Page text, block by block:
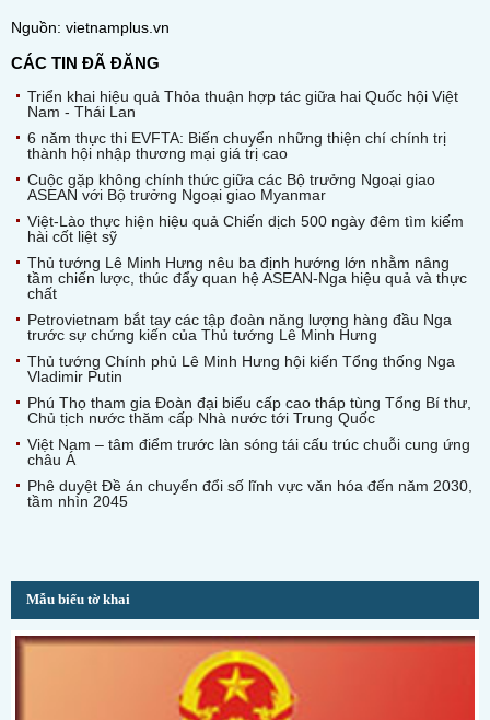
Nguồn: vietnamplus.vn
CÁC TIN ĐÃ ĐĂNG
Triển khai hiệu quả Thỏa thuận hợp tác giữa hai Quốc hội Việt
Nam - Thái Lan
6 năm thực thi EVFTA: Biến chuyển những thiện chí chính trị
thành hội nhập thương mại giá trị cao
Cuộc gặp không chính thức giữa các Bộ trưởng Ngoại giao
ASEAN với Bộ trưởng Ngoại giao Myanmar
Việt-Lào thực hiện hiệu quả Chiến dịch 500 ngày đêm tìm kiếm
hài cốt liệt sỹ
Thủ tướng Lê Minh Hưng nêu ba định hướng lớn nhằm nâng
tầm chiến lược, thúc đẩy quan hệ ASEAN-Nga hiệu quả và thực
chất
Petrovietnam bắt tay các tập đoàn năng lượng hàng đầu Nga
trước sự chứng kiến của Thủ tướng Lê Minh Hưng
Thủ tướng Chính phủ Lê Minh Hưng hội kiến Tổng thống Nga
Vladimir Putin
Phú Thọ tham gia Đoàn đại biểu cấp cao tháp tùng Tổng Bí thư,
Chủ tịch nước thăm cấp Nhà nước tới Trung Quốc
Việt Nam – tâm điểm trước làn sóng tái cấu trúc chuỗi cung ứng
châu Á
Phê duyệt Đề án chuyển đổi số lĩnh vực văn hóa đến năm 2030,
tầm nhìn 2045
Mẫu biểu tờ khai